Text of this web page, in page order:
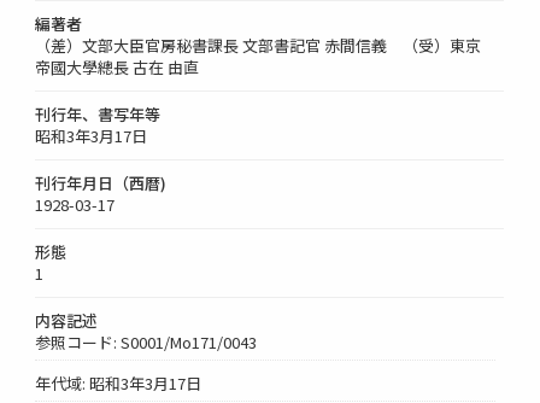
編著者
（差）文部大臣官房秘書課長 文部書記官 赤間信義 （受）東京
帝國大學總長 古在 由直
刊行年、書写年等
昭和3年3月17日
刊行年月日（西暦)
1928-03-17
形態
1
内容記述
参照コード: S0001/Mo171/0043
年代域: 昭和3年3月17日